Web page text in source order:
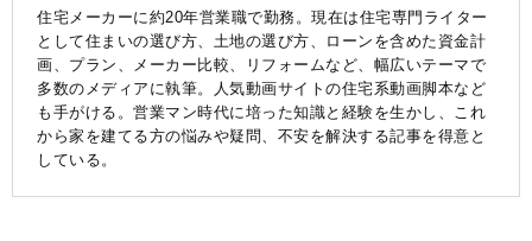
住宅メーカーに約20年営業職で勤務。現在は住宅専門ライター
として住まいの選び方、土地の選び方、ローンを含めた資金計
画、プラン、メーカー比較、リフォームなど、幅広いテーマで
多数のメディアに執筆。人気動画サイトの住宅系動画脚本など
も手がける。営業マン時代に培った知識と経験を生かし、これ
から家を建てる方の悩みや疑問、不安を解決する記事を得意と
している。